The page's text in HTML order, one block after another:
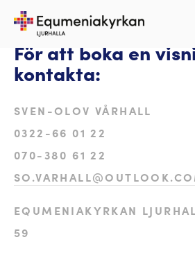
För att boka en
kontakta:
SVEN-OLOV VÅRHALL
0322-66 01 22
070-380 61 22
EQUMENIAKYRKAN
59